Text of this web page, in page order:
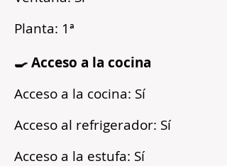
Planta: 1ª
🍳 Acceso a la cocina
Acceso a la cocina: Sí
Acceso al refrigerador: Sí
Acceso a la estufa: Sí